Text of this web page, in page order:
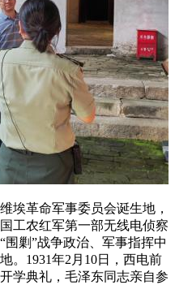
埃革命军事委员会诞生地，
工农红军第一部无线电侦察
剿”战争政治、军事指挥中
。1931年2月10日，西电前
学典礼，毛泽东同志亲自参